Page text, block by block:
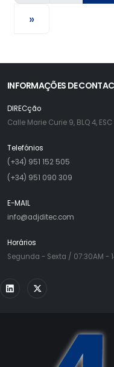
»
INFORMAÇÕES DE
DIRECção
Calle Marie Curie 9, BLQ 4,
Telefónios
(+34) 951 152 505
(+34) 951 090 309
E-MAIL
info@adjditec.com
Horários
Segunda - Sexta / 07:30AM -